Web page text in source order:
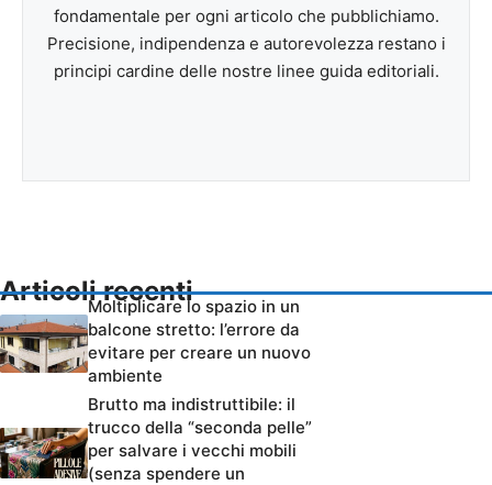
fondamentale per ogni articolo che pubblichiamo.
Precisione, indipendenza e autorevolezza restano i
principi cardine delle nostre linee guida editoriali.
Articoli recenti
Moltiplicare lo spazio in un
balcone stretto: l’errore da
evitare per creare un nuovo
ambiente
Brutto ma indistruttibile: il
trucco della “seconda pelle”
per salvare i vecchi mobili
(senza spendere un